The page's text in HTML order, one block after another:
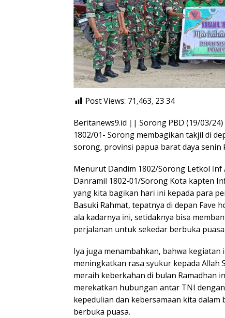
Post Views: 71,463, 23 34
Beritanews9.id || Sorong PBD (19/03/
1802/01- Sorong membagikan takjil di
sorong, provinsi papua barat daya senin
Menurut Dandim 1802/Sorong Letkol Inf
Danramil 1802-01/Sorong Kota kapten
yang kita bagikan hari ini kepada para
Basuki Rahmat, tepatnya di depan Fave
ala kadarnya ini, setidaknya bisa
perjalanan untuk sekedar berbuka
Iya juga menambahkan, bahwa
meningkatkan rasa syukur kepada
meraih keberkahan di bulan Ramadhan
merekatkan hubungan antar TNI
kepedulian dan kebersamaan kita
berbuka puasa.